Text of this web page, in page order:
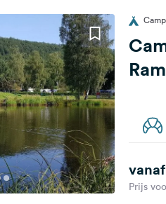
vanaf
Prijs